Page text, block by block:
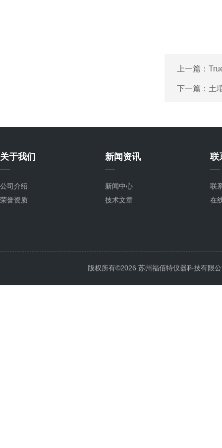
上一篇：
下一篇： 土
关于我们
公司介绍
荣誉资质
新闻资讯
新闻中心
技术文章
联
联
在
版权所有©2026 苏州福佰特仪器科技有限